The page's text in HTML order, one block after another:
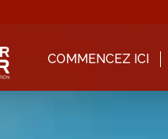
COMMENCEZ ICI